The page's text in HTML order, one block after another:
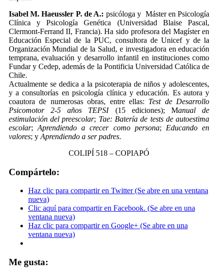
Isabel M. Haeussler P. de A.: psicóloga y Máster en Psicología
Clínica y Psicología Genética (Universidad Blaise Pascal,
Clermont-Ferrand II, Francia). Ha sido profesora del Magíster en
Educación Especial de la PUC, consultora de Unicef y de la
Organización Mundial de la Salud, e investigadora en educación
temprana, evaluación y desarrollo infantil en instituciones como
Fundar y Cedep, además de la Pontificia Universidad Católica de
Chile.
Actualmente se dedica a la psicoterapia de niños y adolescentes,
y a consultorías en psicología clínica y educación. Es autora y
coautora de numerosas obras, entre ellas: Test de Desarrollo
Psicomotor 2-5 años TEPSI (15 ediciones); Manual de
estimulación del preescolar; Tae: Batería de tests de autoestima
escolar; Aprendiendo a crecer como persona; Educando en
valores; y Aprendiendo a ser padres.
COLIPÍ 518 – COPIAPÓ
Compártelo:
Haz clic para compartir en Twitter (Se abre en una ventana
nueva)
Clic aquí para compartir en Facebook. (Se abre en una
ventana nueva)
Haz clic para compartir en Google+ (Se abre en una
ventana nueva)
Me gusta: